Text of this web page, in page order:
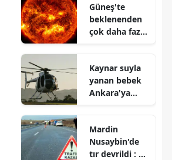
suçladı
Güneş'te
beklenenden
çok daha fazla
Kaynar suyla
yanan bebek
Ankara'ya
sevk edildi
Mardin
Nusaybin'de
tır devrildi : 2